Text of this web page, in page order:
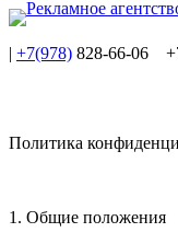
| +7(978) 828-66-06
Политика
1. Общие положения